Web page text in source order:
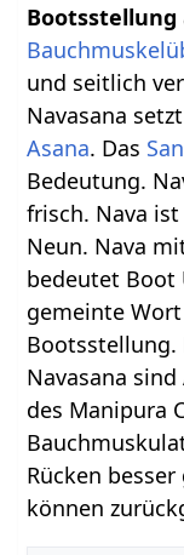
Bootsstellung
und seitlich
Navasana
Asana. Das
Bedeutung.
frisch. Nava
Neun. Nava
bedeutet Boot
gemeinte
Bootsstellung.
Navasana
des Manipura
Rücken
können